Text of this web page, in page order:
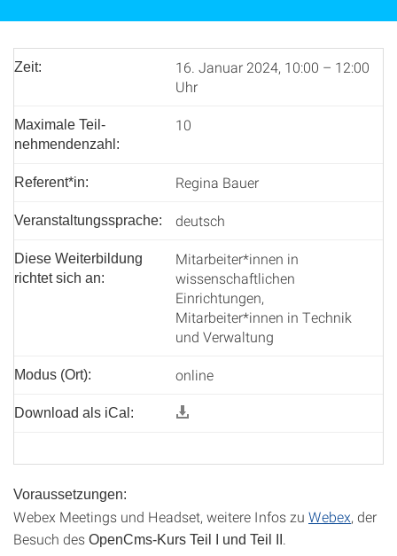
Zeit:
16. Januar 2024, 10:00 – 12:00
Uhr
Maximale Teil­
nehmenden­zahl:
10
Referent*in: Regina Bauer
Veranstaltungssprache: deutsch
Diese Weiterbildung
richtet sich an:
Mitarbeiter*innen in
wissenschaftlichen
Einrichtungen,
Mitarbeiter*innen in Technik
und Verwaltung
Modus (Ort): online
Download als iCal:
Voraussetzungen:
Webex Meetings und Headset, weitere Infos zu Webex, der
Besuch des OpenCms-Kurs Teil I und Teil II